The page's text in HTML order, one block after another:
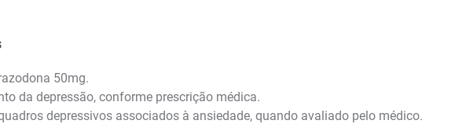
50mg.
da depressão, conforme prescrição médica.
depressivos associados à ansiedade, quando avaliado pelo médico.